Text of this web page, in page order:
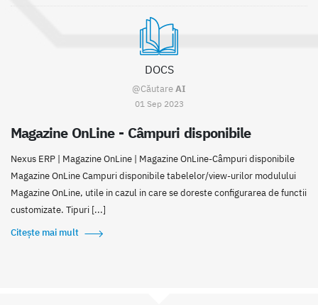
DOCS
@CăutareAI
01 Sep 2023
Magazine OnLine - Câmpuri disponibile
Nexus ERP | Magazine OnLine | Magazine OnLine-Câmpuri disponibile
Magazine OnLine Campuri disponibile tabelelor/view-urilor modulului
Magazine OnLine, utile in cazul in care se doreste configurarea de functii
customizate. Tipuri [...]
Citește mai mult